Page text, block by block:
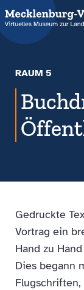
RAUM 5
Gedruckte
Vortrag ein
Hand zu
Dies begann